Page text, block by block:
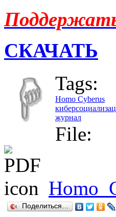
СКАЧАТЬ
Tags:
Homo Cyberus
журнал
File:
Поделиться…